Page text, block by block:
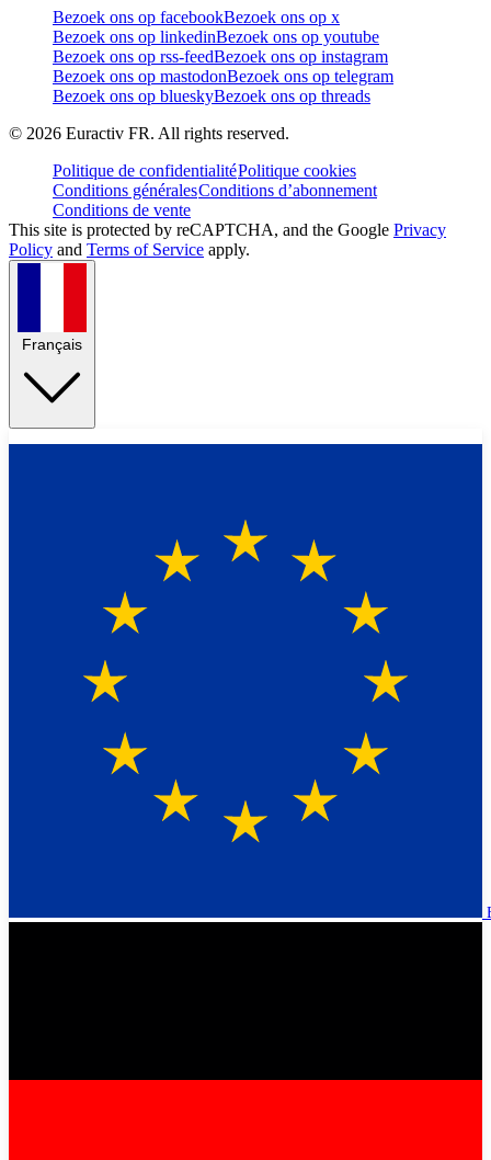
Bezoek ons op facebookBezoek ons op x
Bezoek ons op linkedinBezoek ons op youtube
Bezoek ons op rss-feedBezoek ons op instagram
Bezoek ons op mastodonBezoek ons op telegram
Bezoek ons op blueskyBezoek ons op threads
© 2026 Euractiv FR. All rights reserved.
Politique de confidentialitéPolitique cookies
Conditions généralesConditions d’abonnement
Conditions de vente
This site is protected by reCAPTCHA, and the Google Privacy
Policy and Terms of Service apply.
Français